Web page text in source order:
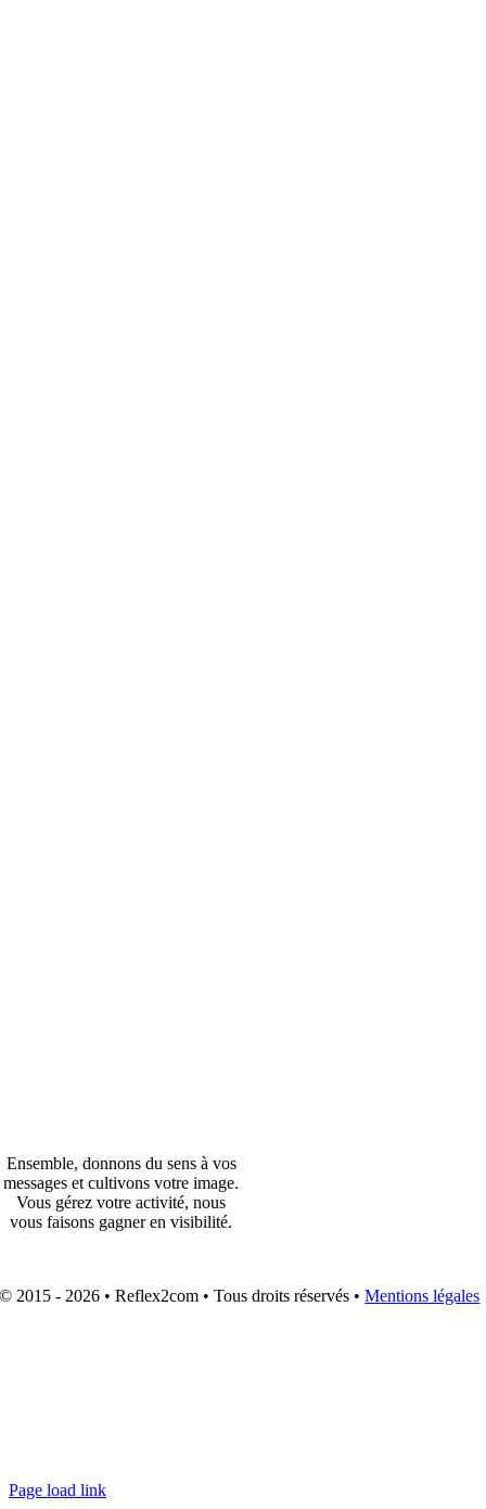
Ensemble, donnons du sens à vos
messages et cultivons votre image.
Vous gérez votre activité, nous
vous faisons gagner en visibilité.
© 2015 - 2026 • Reflex2com • Tous droits réservés •Mentions légales
Page load link